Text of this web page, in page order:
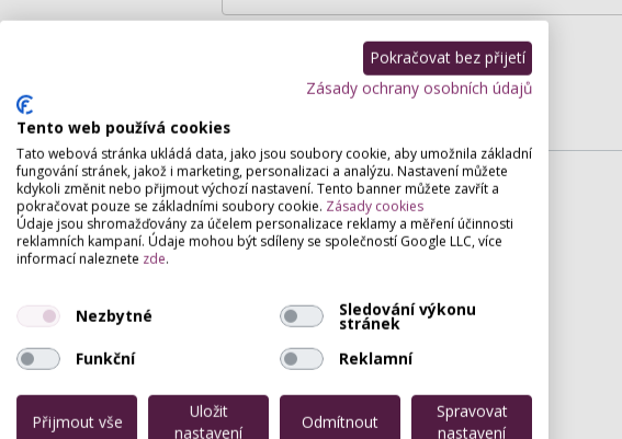
Nabízím svým zákazníkům:
• Denní líčení
• Večerní líčení
• Svatební líčení
• Úprava vlasů (účesy)
• individuální kurz líčení “Make-up by yourself”
• kurz líčení pro pokročílé vizážisty
Pokračovat bez přijetí
Zásady ochrany osobních údajů
Tento web používá cookies
Tato webová stránka ukládá data, jako jsou soubory cookie, aby umožnila základní
fungování stránek, jakož i marketing, personalizaci a analýzu. Nastavení můžete
kdykoli změnit nebo přijmout výchozí nastavení. Tento banner můžete zavřít a
pokračovat pouze se základními soubory cookie. Zásady cookies
Údaje jsou shromažďovány za účelem personalizace reklamy a měření účinnosti
reklamních kampaní. Údaje mohou být sdíleny se společností Google LLC, více
informací naleznete zde.
Nezbytné Sledování výkonu
stránek
Funkční
Reklamní
Přijmout vše
Uložit
nastavení
Odmítnout
Spravovat
nastavení